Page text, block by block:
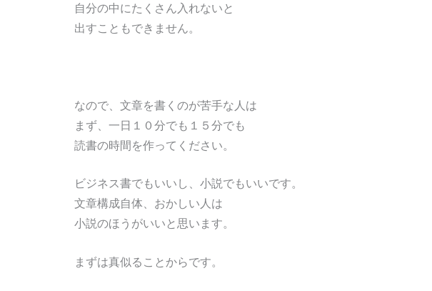
自分の中にたくさん入れないと
出すこともできません。
なので、文章を書くのが苦手な人は
まず、一日１０分でも１５分でも
読書の時間を作ってください。
ビジネス書でもいいし、小説でもいいです。
文章構成自体、おかしい人は
小説のほうがいいと思います。
まずは真似ることからです。